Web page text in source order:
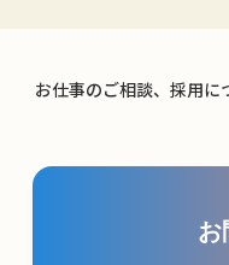
お仕事のご相談、採用に
お